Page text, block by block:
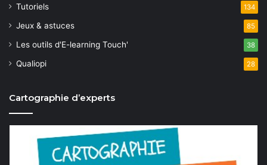
Tutoriels 134
Jeux & astuces 85
Les outils d'E-learning Touch' 38
Qualiopi 28
Cartographie d’experts